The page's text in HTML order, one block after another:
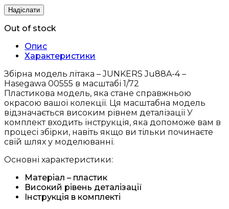
Out of stock
Опис
Характеристики
Збірна модель літака – JUNKERS Ju88A-4 –
Hasegawa 00555 в масштабі 1/72
Пластикова модель, яка стане справжньою
окрасою вашої колекції. Ця масштабна модель
відзначається високим рівнем деталізації У
комплект входить інструкція, яка допоможе вам в
процесі збірки, навіть якщо ви тільки починаєте
свій шлях у моделюванні.
Основні характеристики:
Матеріал – пластик
Високий рівень деталізації
Інструкція в комплекті